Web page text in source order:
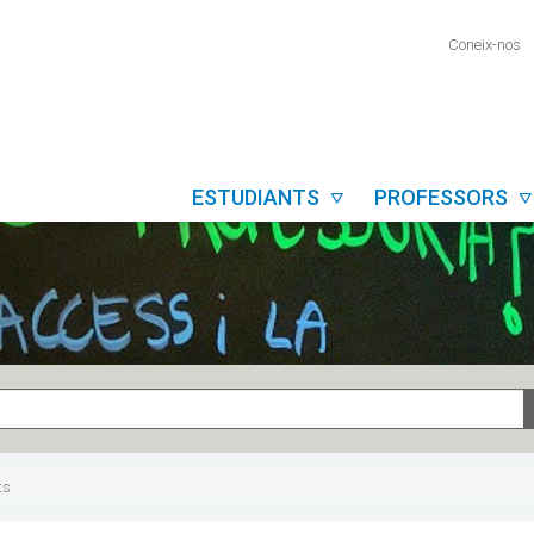
Coneix-nos
ESTUDIANTS  PROFESSORS 